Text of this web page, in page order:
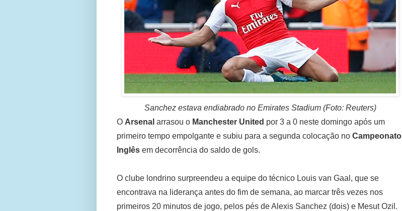
Sanchez estava endiabrado no Emirates Stadium (Foto: Reuters)
O Arsenal arrasou o Manchester United por 3 a 0 neste domingo após um
primeiro tempo empolgante e subiu para a segunda colocação no Campeonato
Inglês em decorrência do saldo de gols.
O clube londrino surpreendeu a equipe do técnico Louis van Gaal, que se
encontrava na liderança antes do fim de semana, ao marcar três vezes nos
primeiros 20 minutos de jogo, pelos pés de Alexis Sanchez (dois) e Mesut Ozil.